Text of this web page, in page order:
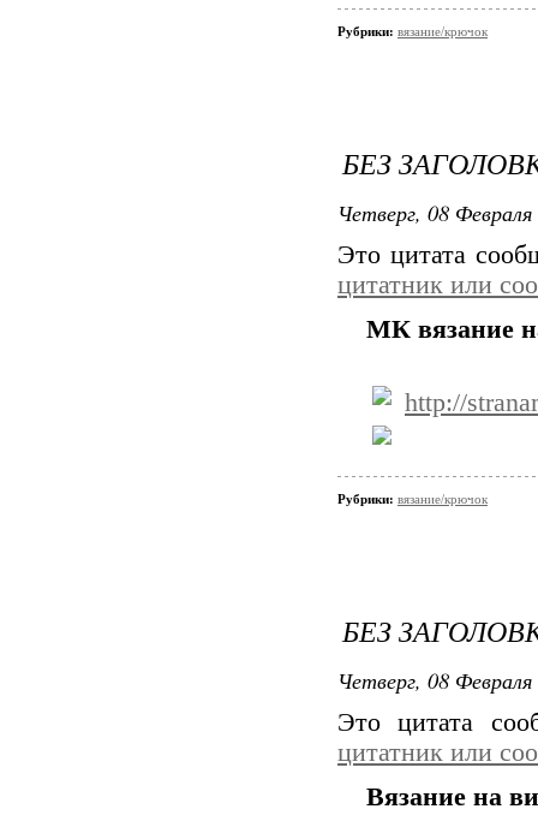
Рубрики: вязание/крючок
БЕЗ
Четверг, 08
Это цитата
цитатник или
МК вязание
http://
Рубрики: вязание/крючок
БЕЗ
Четверг, 08
Это цитата
цитатник или
Вязание на